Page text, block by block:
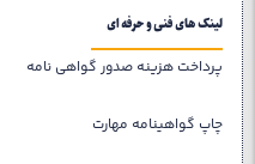
لینک های فنی و حرفه ای
پرداخت هزینه صدور گواهی نامه
چاپ گواهینامه مهارت